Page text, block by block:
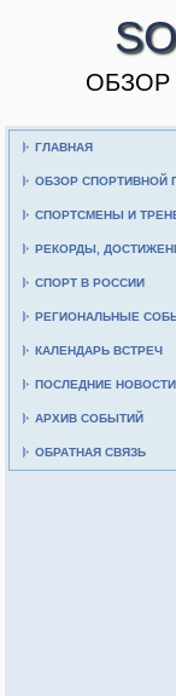
ГЛАВНАЯ
ОБЗОР СПОРТИВНОЙ
СПОРТСМЕНЫ И
РЕКОРДЫ,
СПОРТ В РОССИИ
РЕГИОНАЛЬНЫЕ
КАЛЕНДАРЬ ВСТРЕЧ
ПОСЛЕДНИЕ НОВОСТИ
АРХИВ СОБЫТИЙ
ОБРАТНАЯ СВЯЗЬ